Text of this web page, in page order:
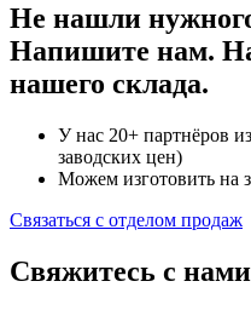
Не нашли
Напишите нам.
нашего склада.
У нас 20+ партнёров
заводских цен)
Можем изготовить на
Связаться с отделом продаж
Свяжитесь с